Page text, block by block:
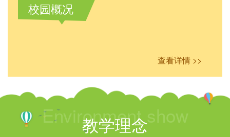
校园概况
查看详情 >>
Environment show
教学理念